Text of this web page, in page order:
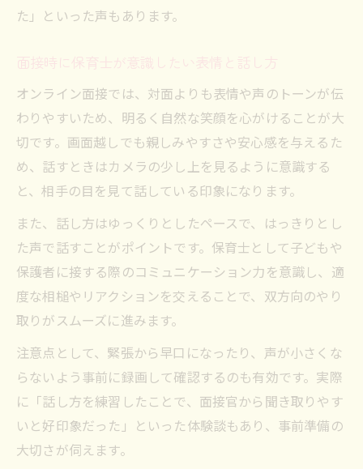
た」といった声もあります。
面接時に保育士が意識したい表情と話し方
オンライン面接では、対面よりも表情や声のトーンが伝
わりやすいため、明るく自然な笑顔を心がけることが大
切です。画面越しでも親しみやすさや安心感を与えるた
め、話すときはカメラの少し上を見るように意識する
と、相手の目を見て話している印象になります。
また、話し方はゆっくりとしたペースで、はっきりとし
た声で話すことがポイントです。保育士として子どもや
保護者に接する際のコミュニケーション力を意識し、適
度な相槌やリアクションを交えることで、双方向のやり
取りがスムーズに進みます。
注意点として、緊張から早口になったり、声が小さくな
らないよう事前に録画して確認するのも有効です。実際
に「話し方を練習したことで、面接官から聞き取りやす
いと好印象だった」といった体験談もあり、事前準備の
大切さが伺えます。